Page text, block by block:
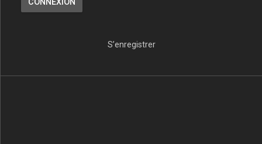
S’enregistrer